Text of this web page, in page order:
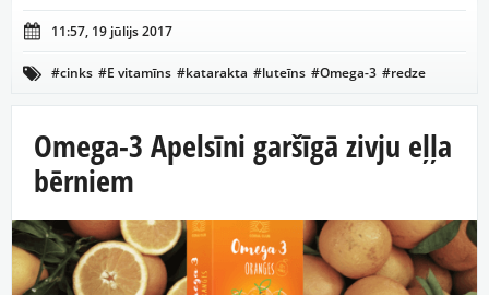
 11:57, 19 jūlijs 2017
 #cinks #E vitamīns #katarakta #luteīns #Omega-3 #redze
Omega-3 Apelsīni garšīgā zivju eļļa
bērniem